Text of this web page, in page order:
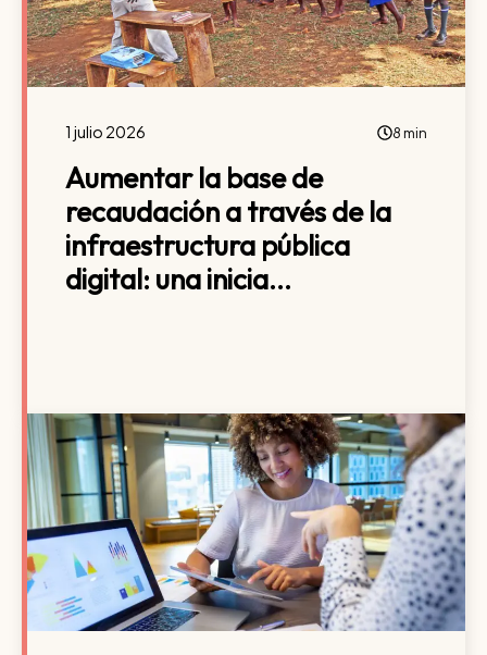
1 julio 2026 8 min
Aumentar la base de
recaudación a través de la
infraestructura pública
digital: una inicia...